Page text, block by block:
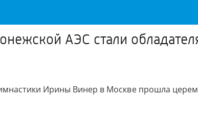
АЭС стали
Ирины Винер в Москве прошла